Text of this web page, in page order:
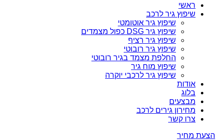
ראשי
שיפוץ גיר לרכב
שיפוץ גיר אוטומטי
שיפוץ גיר DSG כפול מצמדים
שיפוץ גיר רציף
שיפוץ גיר רובוטי
החלפת מצמד בגיר רובוטי
שיפוץ מוח גיר
שיפוץ גיר לרכבי יוקרה
אודות
בלוג
מבצעים
מחירון גירים לרכב
צרו קשר
הצעת מחיר